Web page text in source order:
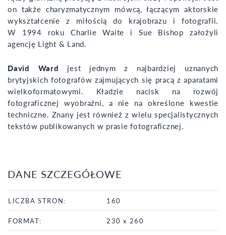
on także charyzmatycznym mówcą, łączącym aktorskie
wykształcenie z miłością do krajobrazu i fotografii.
W 1994 roku Charlie Waite i Sue Bishop założyli
agencję Light & Land.
David Ward jest jednym z najbardziej uznanych
brytyjskich fotografów zajmujących się pracą z aparatami
wielkoformatowymi. Kładzie nacisk na rozwój
fotograficznej wyobraźni, a nie na określone kwestie
techniczne. Znany jest również z wielu specjalistycznych
tekstów publikowanych w prasie fotograficznej.
DANE SZCZEGÓŁOWE
LICZBA STRON: 160
FORMAT: 230 x 260